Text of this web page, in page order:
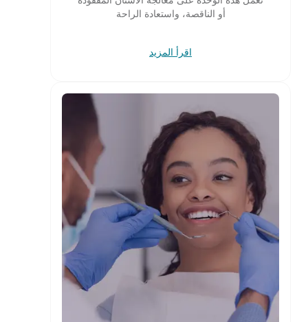
أو الناقصة، واستعادة الراحة
اقرأ المزيد